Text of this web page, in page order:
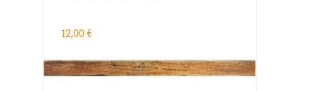
12,00 €